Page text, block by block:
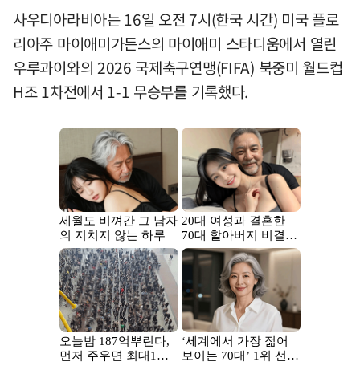
사우디아라비아는 16일 오전 7시(한국 시간) 미국 플로
리아주 마이애미가든스의 마이애미 스타디움에서 열린
우루과이와의 2026 국제축구연맹(FIFA) 북중미 월드컵
H조 1차전에서 1-1 무승부를 기록했다.